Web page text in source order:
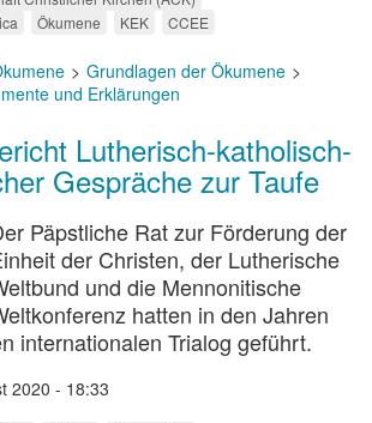
Ökumene KEK CCEE
Grundlagen der Ökumene
und Erklärungen
Lutherisch-katholisch-
Gespräche zur Taufe
Päpstliche Rat zur Förderung der
der Christen, der Lutherische
und die Mennonitische
hatten in den Jahren
internationalen Trialog geführt.
2020 - 18:33